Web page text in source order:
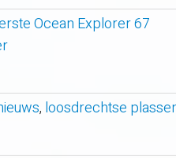
Ocean Explorer 67
, loosdrechtse